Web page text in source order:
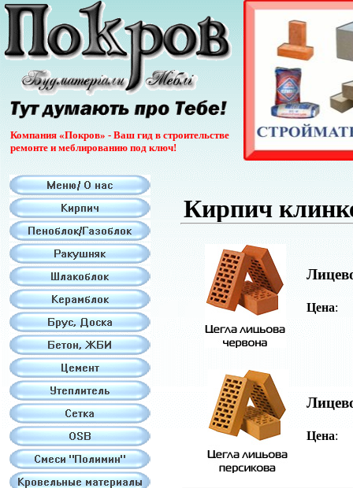
Кирпич
Цена:
Цена:
Компания «Покров» - Ваш гид в строительстве
ремонте и меблированию под ключ!